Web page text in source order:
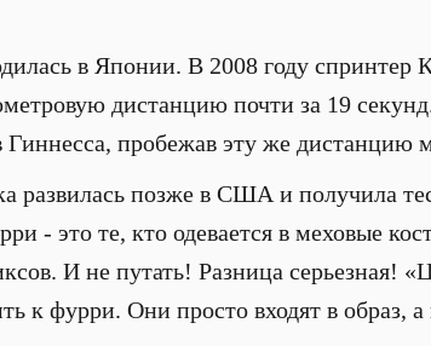
в Японии. В 2008 году спринтер
дистанцию почти за 19
Гиннесса, пробежав эту же дистанцию
развилась позже в США и получила
- это те, кто одевается в меховые
И не путать! Разница серьезная!
к фурри. Они просто входят в образ,